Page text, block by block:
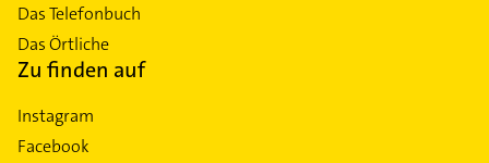
Das Telefonbuch
Das Örtliche
Zu finden auf
Instagram
Facebook